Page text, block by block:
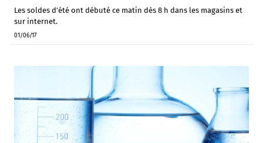
Les soldes d’été ont débuté ce matin dès 8 h dans les magasins et
sur internet.
01/06/17